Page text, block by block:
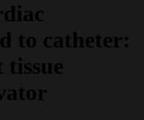
to catheter:
tissue